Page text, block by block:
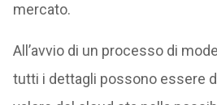
mercato.
All’avvio di un processo di
tutti i dettagli possono essere